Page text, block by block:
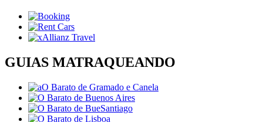
GUIAS MATRAQUEANDO